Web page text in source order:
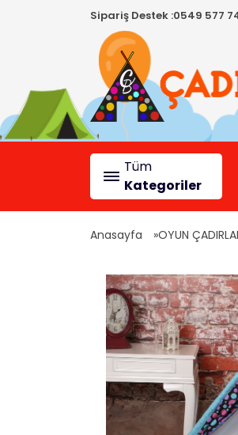
Sipariş Destek :0549 577
Tüm
Kategoriler
Anasayfa OYUN